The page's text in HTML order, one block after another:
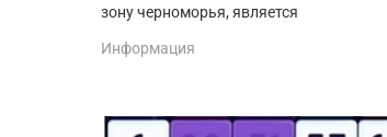
зону черноморья, является
Информация